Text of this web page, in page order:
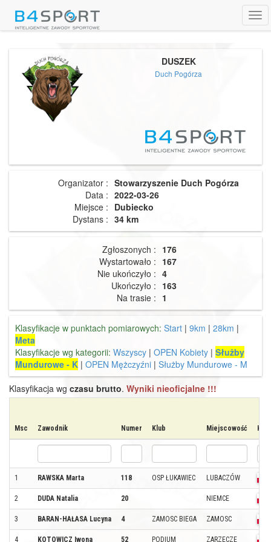
DUSZEK
Duch Pogórza
Organizator : Stowarzyszenie Duch Pogórza
Data : 2022-03-26
Miejsce : Dubiecko
Dystans : 34 km
Zgłoszonych : 176
Wystartowało : 167
Nie ukończyło : 4
Ukończyło : 163
Na trasie : 1
Klasyfikacje w punktach pomiarowych: Start | 9km | 28km |
Meta
Klasyfikacje wg kategorii: Wszyscy | OPEN Kobiety | Służby
Mundurowe - K | OPEN Mężczyźni | Służby Mundurowe - M
Klasyfikacja wg czasu brutto. Wyniki nieoficjalne !!!
Msc Zawodnik Numer Klub Miejscowość Kraj
1 RAWSKA Marta 118 OSP ŁUKAWIEC LUBACZÓW
2 DUDA Natalia 20 NIEMCE
3 BARAN-HAŁASA Lucyna 4 ZAMOSC BIEGA ZAMOSC
4 KOTOWICZ Iwona 52 PODIUM ZARZECZE